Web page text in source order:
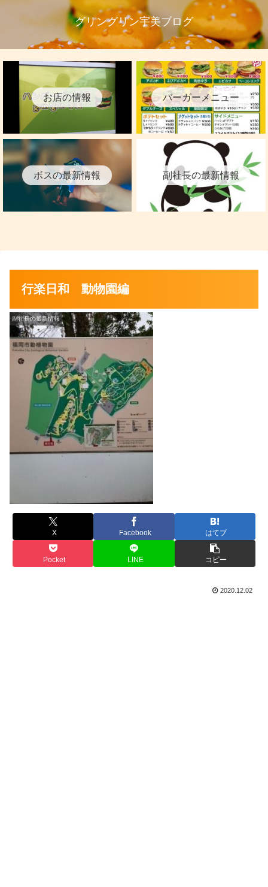
グリングリン宇美ブログ
お店の情報 バーガーメニュー
ボスの最新情報 副社長の最新情報
行楽日和 動物園編
副社長の最新情報
X Facebook はてブ
Pocket LINE コピー
2020.12.02